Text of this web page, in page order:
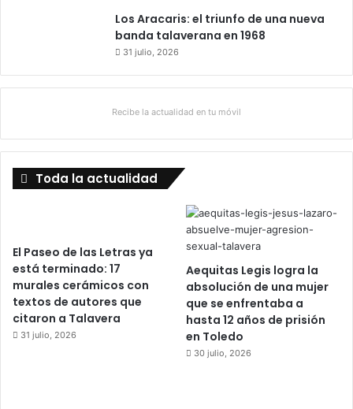
Los Aracaris: el triunfo de una nueva
banda talaverana en 1968
31 julio, 2026
Recibe la actualidad en tu móvil
Toda la actualidad
El Paseo de las Letras ya
está terminado: 17
murales cerámicos con
textos de autores que
citaron a Talavera
31 julio, 2026
Aequitas Legis logra la
absolución de una mujer
que se enfrentaba a
hasta 12 años de prisión
en Toledo
30 julio, 2026